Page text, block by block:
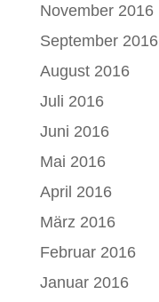
November 2016
September 2016
August 2016
Juli 2016
Juni 2016
Mai 2016
April 2016
März 2016
Februar 2016
Januar 2016